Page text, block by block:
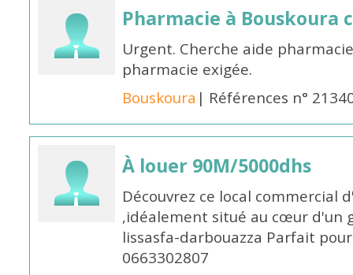
Pharmacie à Bouskoura
Urgent. Cherche aide
pharmacie exigée.
Bouskoura | Références n°
À louer 90M/5000dhs
Découvrez ce local commercial
,idéalement situé au cœur d'un
lissasfa-darbouazza Parfait
0663302807